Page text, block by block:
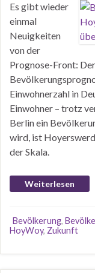
Es gibt wieder
einmal
Neuigkeiten
von der
Prognose-Front:
Einwohnerzahl in
Einwohner – trotz
Berlin ein
wird, ist
der Skala.
Weiterlesen
Bevölkerung,
HoyWoy, Zukunft